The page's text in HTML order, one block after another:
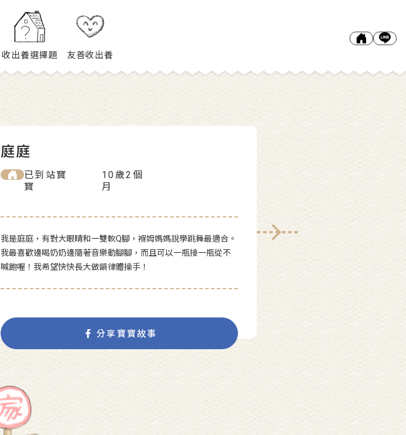
收出養選擇題 友善收出養
庭庭
已到站寶
寶
10歲2個
月
我是庭庭，有對大眼睛和一雙軟Q腳，褓姆媽媽說學跳舞最適合。
我最喜歡邊喝奶奶邊隨著音樂動腳腳，而且可以一瓶接一瓶從不
喊飽喔！我希望快快長大做韻律體操手！
分享寶寶故事